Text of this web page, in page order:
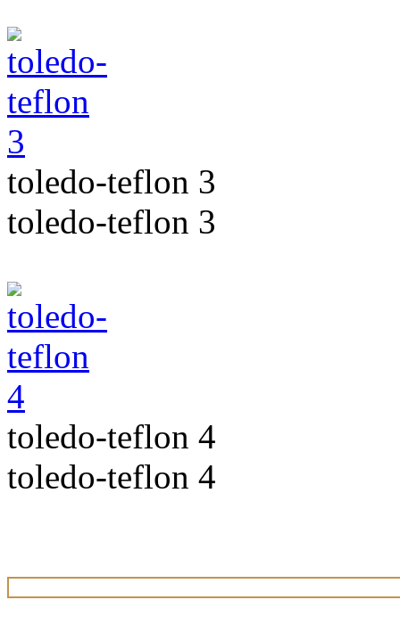
toledo-teflon 3
toledo-teflon 3
toledo-teflon 4
toledo-teflon 4